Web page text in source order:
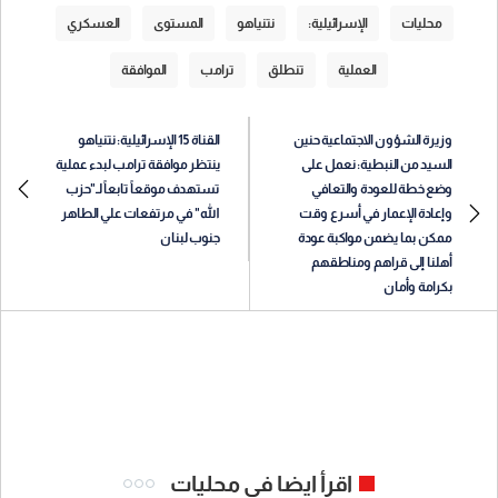
محليات الإسرائيلية: نتنياهو المستوى العسكري
العملية تنطلق ترامب الموافقة
وزيرة الشؤون الاجتماعية حنين
السيد من النبطية: نعمل على
وضع خطة للعودة والتعافي
وإعادة الإعمار في أسرع وقت
ممكن بما يضمن مواكبة عودة
أهلنا إلى قراهم ومناطقهم
بكرامة وأمان
القناة 15 الإسرائيلية: نتنياهو
ينتظر موافقة ترامب لبدء عملية
تستهدف موقعاً تابعاً لـ"حزب
الله" في مرتفعات علي الطاهر
جنوب لبنان
اقرأ ايضا في محليات